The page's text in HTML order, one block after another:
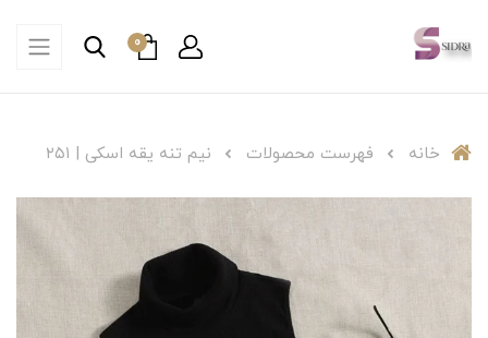
0
خانه فهرست محصولات نیم تنه یقه اسکی | ۲۵۱